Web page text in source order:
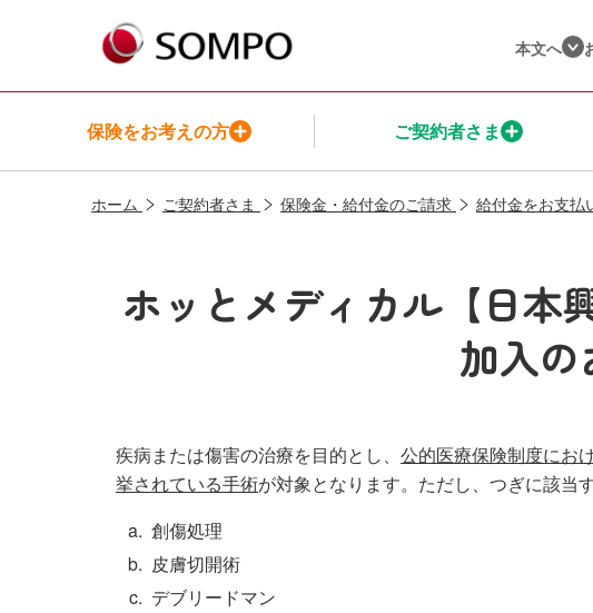
本文へ
保険をお考えの方
保険
私た
公的
メニューを閉じる
ご契約者さま
保険
ご契
変額
メニューを閉じる 保険
メニューを閉じる イン
ウェ
ＭＹ
メニューを閉じる
ひまわり生命についてTOP
営業
株主
お客
ホーム ご契約者さま 保険金・給付金のご請求 給付金をお支払
ホッとメディカル【日本
加入の
疾病または傷害の治療を目的とし、 公的医療保険制度にお
挙されている手術が対象となります。ただし、つぎに該当
創傷処理
皮膚切開術
デブリードマン